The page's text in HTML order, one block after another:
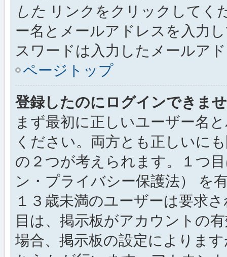
した リンクをクリックしてく
ー名とメールアドレスを入力
スワードは入力したメールア
ページトップ
登録したのにログインできま
まず最初に正しいユーザー名
ください。両方とも正しいに
の２つが考えられます。１つ
ン・プライバシー保護法） を
１３歳未満のユーザーは要求
目は、掲示板がアカウントの
場合、掲示板の設定によりま